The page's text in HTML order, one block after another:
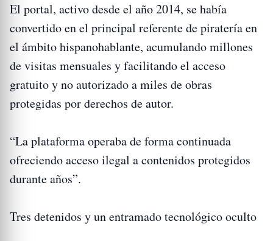
El portal, activo desde el año 2014, se había
convertido en el principal referente de piratería en
el ámbito hispanohablante, acumulando millones
de visitas mensuales y facilitando el acceso
gratuito y no autorizado a miles de obras
protegidas por derechos de autor.
“La plataforma operaba de forma continuada
ofreciendo acceso ilegal a contenidos protegidos
durante años”.
Tres detenidos y un entramado tecnológico oculto